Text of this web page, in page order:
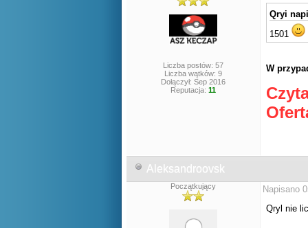
Liczba postów: 57
Liczba wątków: 9
Dołączył: Sep 2016
Reputacja: 11
Qryi
1501
W
Aleksandroovsk
Początkujący
Napisano
Qryl nie